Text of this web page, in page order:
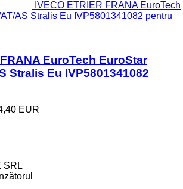
IVECO ETRIER FRANA EuroTech
AS Stralis Eu IVP5801341082 pentru
EuroTech EuroStar
Stralis Eu IVP5801341082
EUR
SRL